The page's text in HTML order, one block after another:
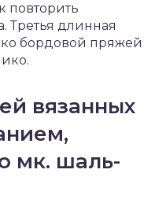
повторить
Третья длинная
бордовой пряжей
вязанных
мк. шаль-